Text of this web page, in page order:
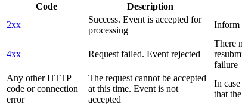
Code Description
2xx
Success. Event is accepted for
processing
Inform
4xx Request failed. Event rejected
There
failure
Any other HTTP
code or connection
error
The request cannot be accepted
at this time. Event is not
accepted
In
that